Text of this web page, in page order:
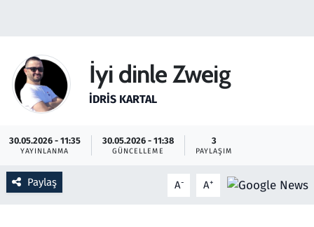
İyi dinle Zweig
İDRIS KARTAL
30.05.2026 - 11:35
YAYINLANMA
30.05.2026 - 11:38
GÜNCELLEME
3
PAYLAŞIM
Paylaş A- A+
Haber
Kültür Sanat
Kurumsal Haberler